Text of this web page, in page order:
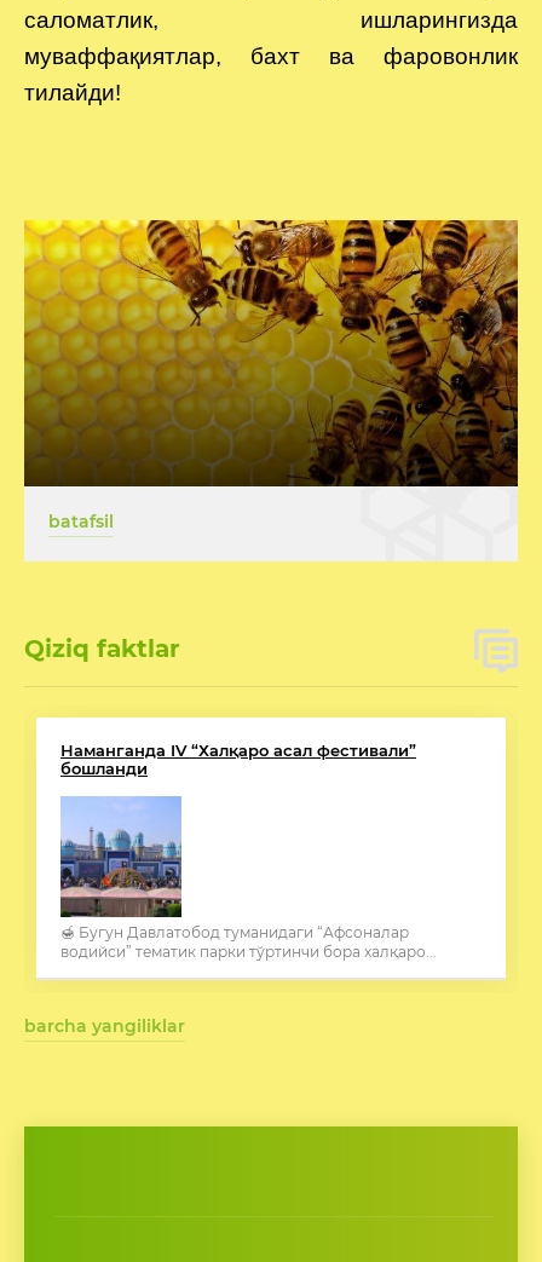
batafsil
саломатлик, ишларингизда
муваффақиятлар, бахт ва фаровонлик
тилайди!
Qiziq faktlar
Наманганда IV “Халқаро асал фестивали”
бошланди
🍯 Бугун Давлатобод туманидаги “Афсоналар
водийси” тематик парки тўртинчи бора халқаро...
barcha yangiliklar